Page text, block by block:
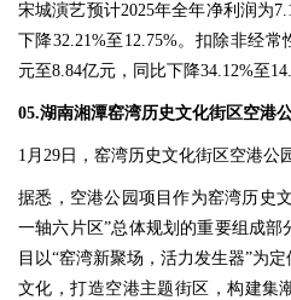
宋城演艺预计2025年全年净利润为
下降32.21%至12.75%。扣除非经
元至8.84亿元，同比下降34.12%至
05.湖南湘潭窑湾历史文化街区空港
1月29日，窑湾历史文化街区空港公
据悉，空港公园项目作为窑湾历史
一轴六片区”总体规划的重要组成部
目以“窑湾新聚场，活力发生器”为
文化，打造空港主题街区，构建集